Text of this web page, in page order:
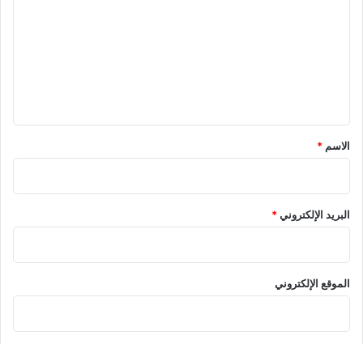
*
الاسم *
البريد الإلكتروني*
الموقع الإلكتروني